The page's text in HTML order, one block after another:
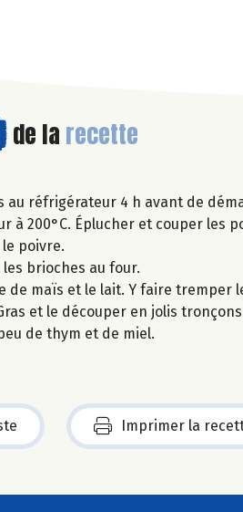
de la recette
au réfrigérateur 4 h avant de
à 200°C. Éplucher et couper les
poivre.
brioches au four.
de maïs et le lait. Y faire tremper
et le découper en jolis
de thym et de miel.
Imprimer la